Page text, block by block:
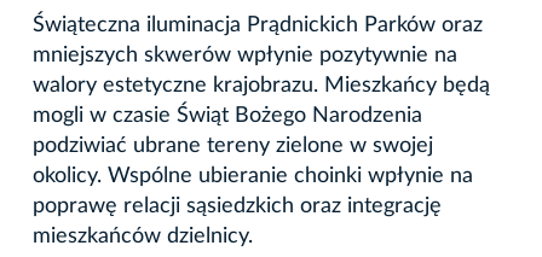
Świąteczna iluminacja Prądnickich Parków oraz
mniejszych skwerów wpłynie pozytywnie na
walory estetyczne krajobrazu. Mieszkańcy będą
mogli w czasie Świąt Bożego Narodzenia
podziwiać ubrane tereny zielone w swojej
okolicy. Wspólne ubieranie choinki wpłynie na
poprawę relacji sąsiedzkich oraz integrację
mieszkańców dzielnicy.